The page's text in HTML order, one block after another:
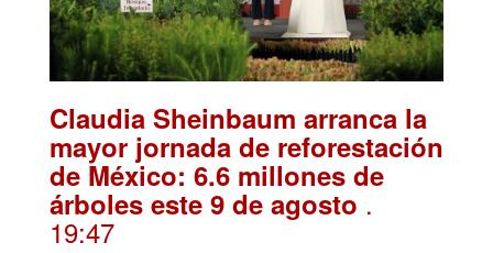
Claudia Sheinbaum arranca la
mayor jornada de reforestación
de México: 6.6 millones de
árboles este 9 de agosto .
19:47